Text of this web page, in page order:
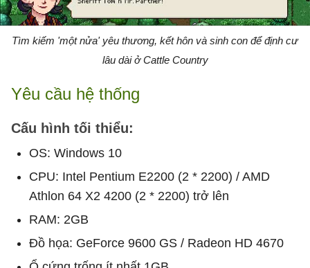
Tìm kiếm 'một nửa' yêu thương, kết hôn và sinh con để định cư
lâu dài ở Cattle Country
Yêu cầu hệ thống
Cấu hình tối thiểu:
OS: Windows 10
CPU: Intel Pentium E2200 (2 * 2200) / AMD
Athlon 64 X2 4200 (2 * 2200) trở lên
RAM: 2GB
Đồ họa: GeForce 9600 GS / Radeon HD 4670